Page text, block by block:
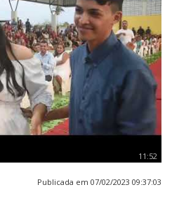
11:52
Publicada em 07/02/2023 09:37:03